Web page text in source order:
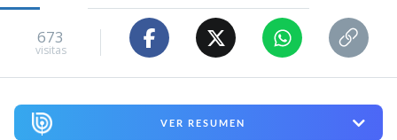
673
visitas
VER RESUMEN